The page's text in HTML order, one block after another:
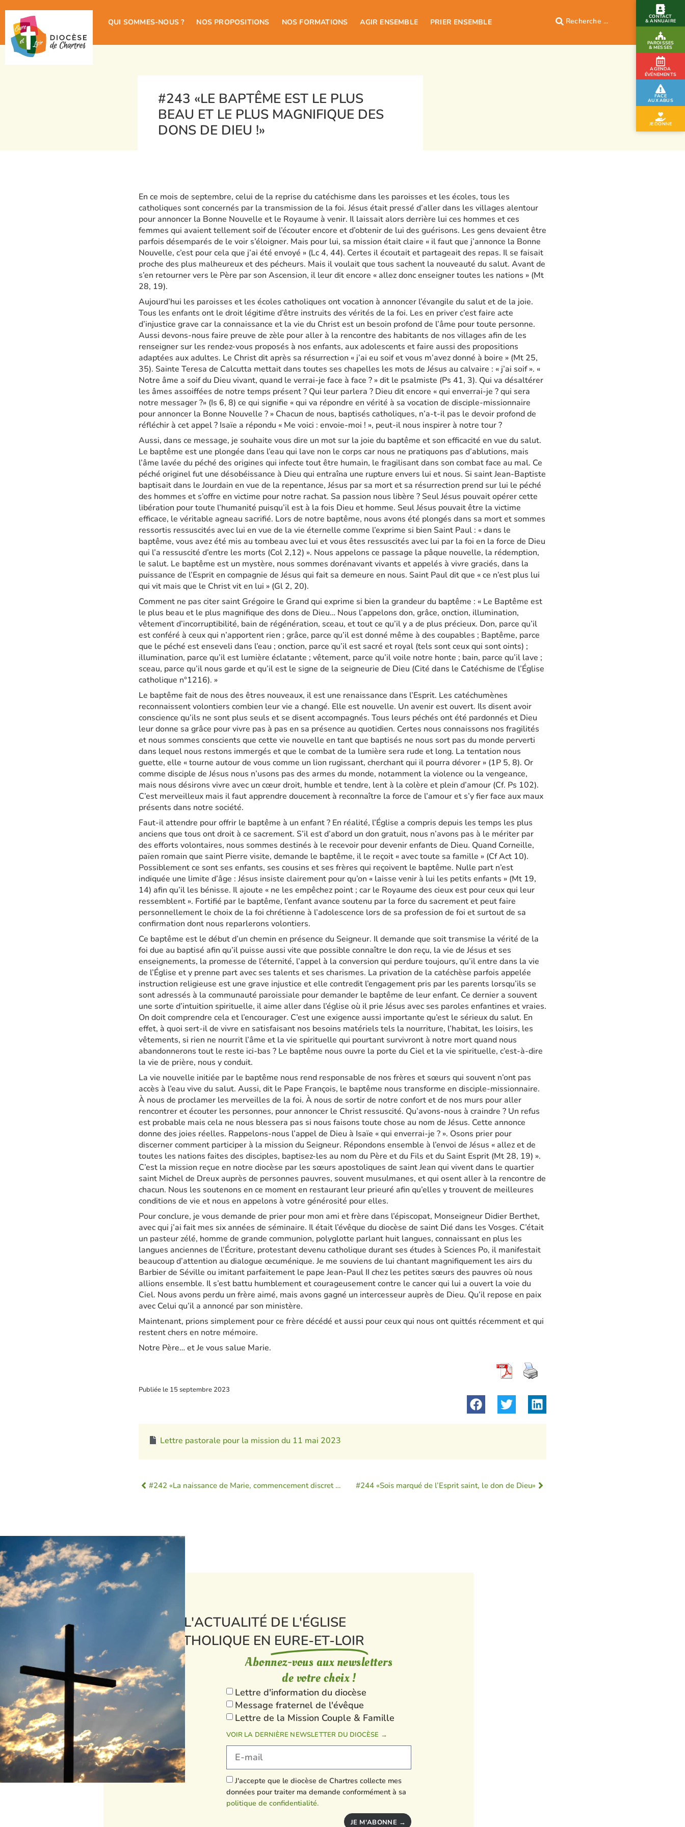
CONTACT
& ANNUAIRE
PAROISSES
& MESSES
AGENDA
ÉVÉNEMENTS
FACE
AUX ABUS
JE DONNE
QUI SOMMES-NOUS ? NOS PROPOSITIONS NOS FORMATIONS AGIR ENSEMBLE PRIER ENSEMBLE
#243 «LE BAPTÊME EST LE PLUS
BEAU ET LE PLUS MAGNIFIQUE DES
DONS DE DIEU !»
En ce mois de septembre, celui de la reprise du catéchisme dans les paroisses et les écoles, tous les
catholiques sont concernés par la transmission de la foi. Jésus était pressé d’aller dans les villages alentour
pour annoncer la Bonne Nouvelle et le Royaume à venir. Il laissait alors derrière lui ces hommes et ces
femmes qui avaient tellement soif de l’écouter encore et d’obtenir de lui des guérisons. Les gens devaient être
parfois désemparés de le voir s’éloigner. Mais pour lui, sa mission était claire « il faut que j’annonce la Bonne
Nouvelle, c’est pour cela que j’ai été envoyé » (Lc 4, 44). Certes il écoutait et partageait des repas. Il se faisait
proche des plus malheureux et des pécheurs. Mais il voulait que tous sachent la nouveauté du salut. Avant de
s’en retourner vers le Père par son Ascension, il leur dit encore « allez donc enseigner toutes les nations » (Mt
28, 19).
Aujourd’hui les paroisses et les écoles catholiques ont vocation à annoncer l’évangile du salut et de la joie.
Tous les enfants ont le droit légitime d’être instruits des vérités de la foi. Les en priver c’est faire acte
d’injustice grave car la connaissance et la vie du Christ est un besoin profond de l’âme pour toute personne.
Aussi devons-nous faire preuve de zèle pour aller à la rencontre des habitants de nos villages afin de les
renseigner sur les rendez-vous proposés à nos enfants, aux adolescents et faire aussi des propositions
adaptées aux adultes. Le Christ dit après sa résurrection « j’ai eu soif et vous m’avez donné à boire » (Mt 25,
35). Sainte Teresa de Calcutta mettait dans toutes ses chapelles les mots de Jésus au calvaire : « j’ai soif ». «
Notre âme a soif du Dieu vivant, quand le verrai-je face à face ? » dit le psalmiste (Ps 41, 3). Qui va désaltérer
les âmes assoiffées de notre temps présent ? Qui leur parlera ? Dieu dit encore « qui enverrai-je ? qui sera
notre messager ?» (Is 6, 8) ce qui signifie « qui va répondre en vérité à sa vocation de disciple-missionnaire
pour annoncer la Bonne Nouvelle ? » Chacun de nous, baptisés catholiques, n’a-t-il pas le devoir profond de
réfléchir à cet appel ? Isaïe a répondu « Me voici : envoie-moi ! », peut-il nous inspirer à notre tour ?
Aussi, dans ce message, je souhaite vous dire un mot sur la joie du baptême et son efficacité en vue du salut.
Le baptême est une plongée dans l’eau qui lave non le corps car nous ne pratiquons pas d’ablutions, mais
l’âme lavée du péché des origines qui infecte tout être humain, le fragilisant dans son combat face au mal. Ce
péché originel fut une désobéissance à Dieu qui entraîna une rupture envers lui et nous. Si saint Jean-Baptiste
baptisait dans le Jourdain en vue de la repentance, Jésus par sa mort et sa résurrection prend sur lui le péché
des hommes et s’offre en victime pour notre rachat. Sa passion nous libère ? Seul Jésus pouvait opérer cette
libération pour toute l’humanité puisqu’il est à la fois Dieu et homme. Seul Jésus pouvait être la victime
efficace, le véritable agneau sacrifié. Lors de notre baptême, nous avons été plongés dans sa mort et sommes
ressortis ressuscités avec lui en vue de la vie éternelle comme l’exprime si bien Saint Paul : « dans le
baptême, vous avez été mis au tombeau avec lui et vous êtes ressuscités avec lui par la foi en la force de Dieu
qui l’a ressuscité d’entre les morts (Col 2,12) ». Nous appelons ce passage la pâque nouvelle, la rédemption,
le salut. Le baptême est un mystère, nous sommes dorénavant vivants et appelés à vivre graciés, dans la
puissance de l’Esprit en compagnie de Jésus qui fait sa demeure en nous. Saint Paul dit que « ce n’est plus lui
qui vit mais que le Christ vit en lui » (Gl 2, 20).
Comment ne pas citer saint Grégoire le Grand qui exprime si bien la grandeur du baptême : « Le Baptême est
le plus beau et le plus magnifique des dons de Dieu… Nous l’appelons don, grâce, onction, illumination,
vêtement d’incorruptibilité, bain de régénération, sceau, et tout ce qu’il y a de plus précieux. Don, parce qu’il
est conféré à ceux qui n’apportent rien ; grâce, parce qu’il est donné même à des coupables ; Baptême, parce
que le péché est enseveli dans l’eau ; onction, parce qu’il est sacré et royal (tels sont ceux qui sont oints) ;
illumination, parce qu’il est lumière éclatante ; vêtement, parce qu’il voile notre honte ; bain, parce qu’il lave ;
sceau, parce qu’il nous garde et qu’il est le signe de la seigneurie de Dieu (Cité dans le Catéchisme de l’Église
catholique n°1216). »
Le baptême fait de nous des êtres nouveaux, il est une renaissance dans l’Esprit. Les catéchumènes
reconnaissent volontiers combien leur vie a changé. Elle est nouvelle. Un avenir est ouvert. Ils disent avoir
conscience qu’ils ne sont plus seuls et se disent accompagnés. Tous leurs péchés ont été pardonnés et Dieu
leur donne sa grâce pour vivre pas à pas en sa présence au quotidien. Certes nous connaissons nos fragilités
et nous sommes conscients que cette vie nouvelle en tant que baptisés ne nous sort pas du monde perverti
dans lequel nous restons immergés et que le combat de la lumière sera rude et long. La tentation nous
guette, elle « tourne autour de vous comme un lion rugissant, cherchant qui il pourra dévorer » (1P 5, 8). Or
comme disciple de Jésus nous n’usons pas des armes du monde, notamment la violence ou la vengeance,
mais nous désirons vivre avec un cœur droit, humble et tendre, lent à la colère et plein d’amour (Cf. Ps 102).
C’est merveilleux mais il faut apprendre doucement à reconnaître la force de l’amour et s’y fier face aux maux
présents dans notre société.
Faut-il attendre pour offrir le baptême à un enfant ? En réalité, l’Église a compris depuis les temps les plus
anciens que tous ont droit à ce sacrement. S’il est d’abord un don gratuit, nous n’avons pas à le mériter par
des efforts volontaires, nous sommes destinés à le recevoir pour devenir enfants de Dieu. Quand Corneille,
païen romain que saint Pierre visite, demande le baptême, il le reçoit « avec toute sa famille » (Cf Act 10).
Possiblement ce sont ses enfants, ses cousins et ses frères qui reçoivent le baptême. Nulle part n’est
indiquée une limite d’âge : Jésus insiste clairement pour qu’on « laisse venir à lui les petits enfants » (Mt 19,
14) afin qu’il les bénisse. Il ajoute « ne les empêchez point ; car le Royaume des cieux est pour ceux qui leur
ressemblent ». Fortifié par le baptême, l’enfant avance soutenu par la force du sacrement et peut faire
personnellement le choix de la foi chrétienne à l’adolescence lors de sa profession de foi et surtout de sa
confirmation dont nous reparlerons volontiers.
Ce baptême est le début d’un chemin en présence du Seigneur. Il demande que soit transmise la vérité de la
foi due au baptisé afin qu’il puisse aussi vite que possible connaître le don reçu, la vie de Jésus et ses
enseignements, la promesse de l’éternité, l’appel à la conversion qui perdure toujours, qu’il entre dans la vie
de l’Église et y prenne part avec ses talents et ses charismes. La privation de la catéchèse parfois appelée
instruction religieuse est une grave injustice et elle contredit l’engagement pris par les parents lorsqu’ils se
sont adressés à la communauté paroissiale pour demander le baptême de leur enfant. Ce dernier a souvent
une sorte d’intuition spirituelle, il aime aller dans l’église où il prie Jésus avec ses paroles enfantines et vraies.
On doit comprendre cela et l’encourager. C’est une exigence aussi importante qu’est le sérieux du salut. En
effet, à quoi sert-il de vivre en satisfaisant nos besoins matériels tels la nourriture, l’habitat, les loisirs, les
vêtements, si rien ne nourrit l’âme et la vie spirituelle qui pourtant survivront à notre mort quand nous
abandonnerons tout le reste ici-bas ? Le baptême nous ouvre la porte du Ciel et la vie spirituelle, c’est-à-dire
la vie de prière, nous y conduit.
La vie nouvelle initiée par le baptême nous rend responsable de nos frères et sœurs qui souvent n’ont pas
accès à l’eau vive du salut. Aussi, dit le Pape François, le baptême nous transforme en disciple-missionnaire.
À nous de proclamer les merveilles de la foi. À nous de sortir de notre confort et de nos murs pour aller
rencontrer et écouter les personnes, pour annoncer le Christ ressuscité. Qu’avons-nous à craindre ? Un refus
est probable mais cela ne nous blessera pas si nous faisons toute chose au nom de Jésus. Cette annonce
donne des joies réelles. Rappelons-nous l’appel de Dieu à Isaïe « qui enverrai-je ? ». Osons prier pour
discerner comment participer à la mission du Seigneur. Répondons ensemble à l’envoi de Jésus « allez et de
toutes les nations faites des disciples, baptisez-les au nom du Père et du Fils et du Saint Esprit (Mt 28, 19) ».
C’est la mission reçue en notre diocèse par les sœurs apostoliques de saint Jean qui vivent dans le quartier
saint Michel de Dreux auprès de personnes pauvres, souvent musulmanes, et qui osent aller à la rencontre de
chacun. Nous les soutenons en ce moment en restaurant leur prieuré afin qu’elles y trouvent de meilleures
conditions de vie et nous en appelons à votre générosité pour elles.
Pour conclure, je vous demande de prier pour mon ami et frère dans l’épiscopat, Monseigneur Didier Berthet,
avec qui j’ai fait mes six années de séminaire. Il était l’évêque du diocèse de saint Dié dans les Vosges. C’était
un pasteur zélé, homme de grande communion, polyglotte parlant huit langues, connaissant en plus les
langues anciennes de l’Écriture, protestant devenu catholique durant ses études à Sciences Po, il manifestait
beaucoup d’attention au dialogue œcuménique. Je me souviens de lui chantant magnifiquement les airs du
Barbier de Séville ou imitant parfaitement le pape Jean-Paul II chez les petites sœurs des pauvres où nous
allions ensemble. Il s’est battu humblement et courageusement contre le cancer qui lui a ouvert la voie du
Ciel. Nous avons perdu un frère aimé, mais avons gagné un intercesseur auprès de Dieu. Qu’il repose en paix
avec Celui qu’il a annoncé par son ministère.
Maintenant, prions simplement pour ce frère décédé et aussi pour ceux qui nous ont quittés récemment et qui
restent chers en notre mémoire.
Notre Père… et Je vous salue Marie.
Publiée le 15 septembre 2023
Lettre pastorale pour la mission du 11 mai 2023
#242 «La naissance de Marie, commencement discret du projet de salut !» #244 «Sois marqué de l’Esprit saint, le don de Dieu»
L'ACTUALITÉ DE L'ÉGLISE
CATHOLIQUE EN EURE-ET-LOIR
Abonnez-vous aux newsletters
de votre choix !
Lettre d'information du diocèse
Message fraternel de l'évêque
Lettre de la Mission Couple & Famille
VOIR LA DERNIÈRE NEWSLETTER DU DIOCÈSE →
J'accepte que le diocèse de Chartres collecte mes
données pour traiter ma demande conformément à sa
politique de confidentialité.
JE M'ABONNE →